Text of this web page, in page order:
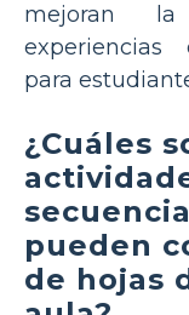
mejoran
experiencias
para
¿Cuáles
pueden
de hojas